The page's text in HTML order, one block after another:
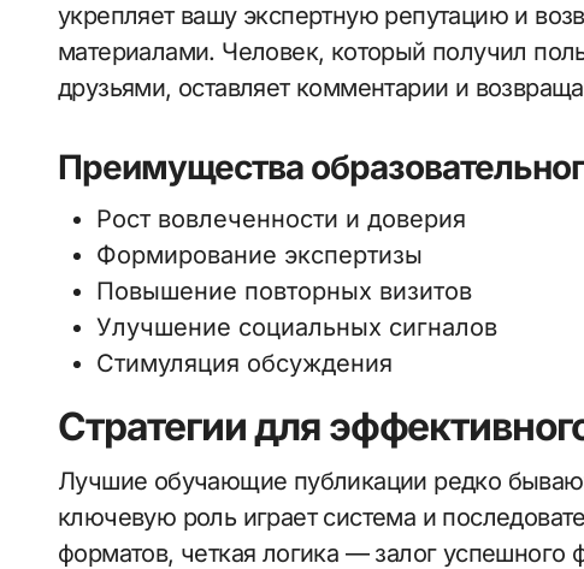
укрепляет вашу экспертную репутацию и
материалами. Человек, который получил
друзьями, оставляет комментарии и
Преимущества
Рост вовлеченности и доверия
Формирование экспертизы
Повышение повторных визитов
Улучшение социальных сигналов
Стимуляция обсуждения
Стратегии для
Лучшие обучающие публикации редко
ключевую роль играет система и
форматов, четкая логика — залог успешного